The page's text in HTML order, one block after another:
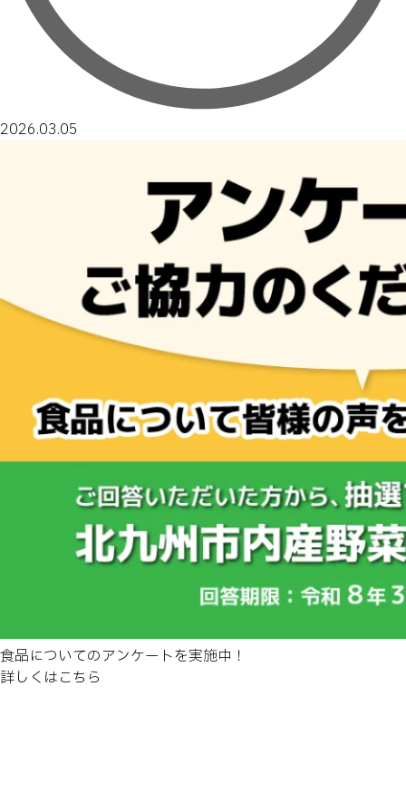
2026.03.05
食品についてのアンケートを実施中！
詳しくはこちら